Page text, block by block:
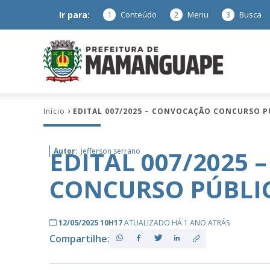
Ir para: 1 Conteúdo 2 Menu 3 Busca
Mamanguape
Início EDITAL 007/2025 – CONVOCAÇÃO CONCURSO
Autor: jefferson serrano
EDITAL 007/2025
CONCURSO
12/05/2025 10H17ATUALIZADO HÁ 1 ANO ATRÁS
Compartilhe: